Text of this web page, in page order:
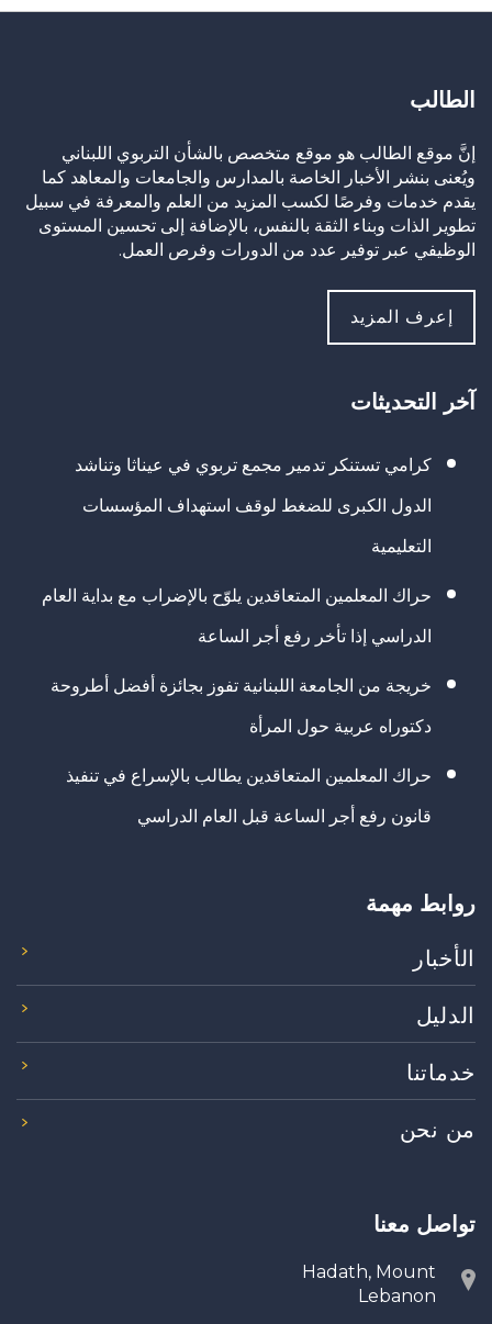
الطالب
إنَّ موقع الطالب هو موقع متخصص بالشأن التربوي اللبناني
ويُعنى بنشر الأخبار الخاصة بالمدارس والجامعات والمعاهد كما
يقدم خدمات وفرصًا لكسب المزيد من العلم والمعرفة في سبيل
تطوير الذات وبناء الثقة بالنفس، بالإضافة إلى تحسين المستوى
الوظيفي عبر توفير عدد من الدورات وفرص العمل.
إعرف المزيد
آخر التحديثات
كرامي تستنكر تدمير مجمع تربوي في عيناثا وتناشد
الدول الكبرى للضغط لوقف استهداف المؤسسات
التعليمية
حراك المعلمين المتعاقدين يلوّح بالإضراب مع بداية العام
الدراسي إذا تأخر رفع أجر الساعة
خريجة من الجامعة اللبنانية تفوز بجائزة أفضل أطروحة
دكتوراه عربية حول المرأة
حراك المعلمين المتعاقدين يطالب بالإسراع في تنفيذ
قانون رفع أجر الساعة قبل العام الدراسي
روابط مهمة
الأخبار
الدليل
خدماتنا
من نحن
تواصل معنا
Hadath, Mount
Lebanon